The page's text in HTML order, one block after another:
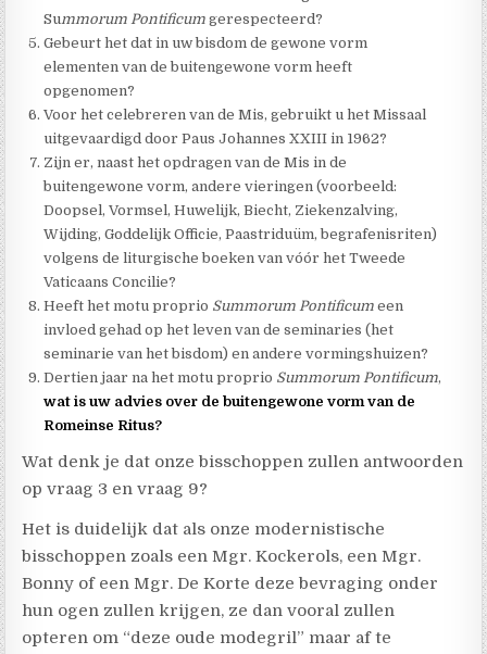
Summorum Pontificum gerespecteerd?
Gebeurt het dat in uw bisdom de gewone vorm
elementen van de buitengewone vorm heeft
opgenomen?
Voor het celebreren van de Mis, gebruikt u het Missaal
uitgevaardigd door Paus Johannes XXIII in 1962?
Zijn er, naast het opdragen van de Mis in de
buitengewone vorm, andere vieringen (voorbeeld:
Doopsel, Vormsel, Huwelijk, Biecht, Ziekenzalving,
Wijding, Goddelijk Officie, Paastriduüm, begrafenisriten)
volgens de liturgische boeken van vóór het Tweede
Vaticaans Concilie?
Heeft het motu proprio Summorum Pontificum een
invloed gehad op het leven van de seminaries (het
seminarie van het bisdom) en andere vormingshuizen?
Dertien jaar na het motu proprio Summorum Pontificum,
wat is uw advies over de buitengewone vorm van de
Romeinse Ritus?
Wat denk je dat onze bisschoppen zullen antwoorden
op vraag 3 en vraag 9?
Het is duidelijk dat als onze modernistische
bisschoppen zoals een Mgr. Kockerols, een Mgr.
Bonny of een Mgr. De Korte deze bevraging onder
hun ogen zullen krijgen, ze dan vooral zullen
opteren om “deze oude modegril” maar af te